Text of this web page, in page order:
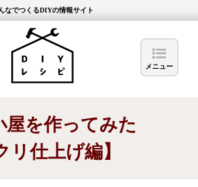
なでつくるDIYの情報サイト
メニュー
を作ってみた
リ仕上げ編】